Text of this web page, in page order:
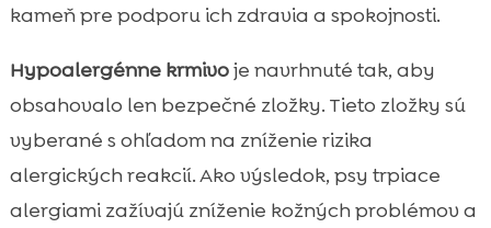
kameň pre podporu ich zdravia a spokojnosti.
Hypoalergénne krmivoje navrhnuté tak, aby
obsahovalo len bezpečné zložky. Tieto zložky sú
vyberané s ohľadom na zníženie rizika
alergických reakcií. Ako výsledok, psy trpiace
alergiami zažívajú zníženie kožných problémov a